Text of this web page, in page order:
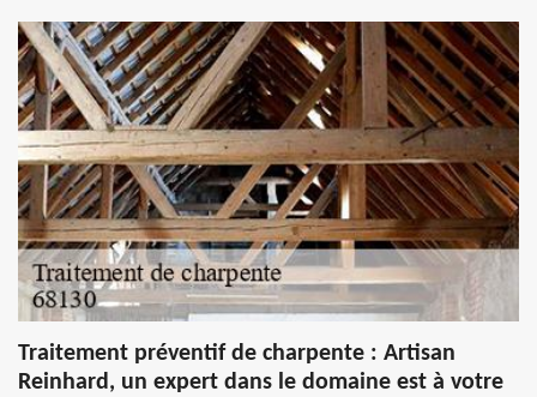
Traitement préventif de charpente : Artisan
Reinhard, un expert dans le domaine est à votre